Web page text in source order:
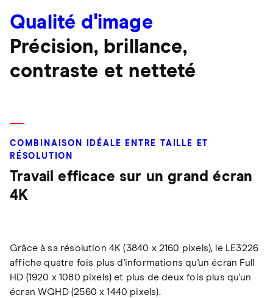
Qualité d'image
Précision, brillance,
contraste et netteté
COMBINAISON IDÉALE ENTRE TAILLE ET
RÉSOLUTION
Travail efficace sur un grand écran
4K
Grâce à sa résolution 4K (3840 x 2160 pixels), le LE3226
affiche quatre fois plus d'informations qu'un écran Full
HD (1920 x 1080 pixels) et plus de deux fois plus qu'un
écran WQHD (2560 x 1440 pixels).